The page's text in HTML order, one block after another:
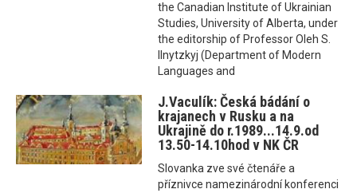
the Canadian Institute of Ukrainian
Studies, University of Alberta, under
the editorship of Professor Oleh S.
Ilnytzkyj (Department of Modern
Languages and
J.Vaculík: Česká bádání o
krajanech v Rusku a na
Ukrajině do r.1989...14.9.od
13.50-14.10hod v NK ČR
Slovanka zve své čtenáře a
příznivce namezinárodní konferenci